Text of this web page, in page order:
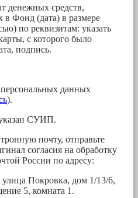
денежных средств,
Фонд (дата) в размере
по реквизитам: указать
с которого было
подпись.
данных
).
СУИП.
почту, отправьте
согласия на обработку
России по адресу:
Покровка, дом 1/13/6,
5, комната 1.